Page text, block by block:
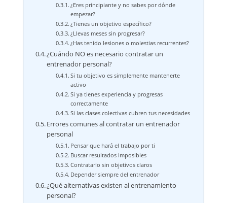
¿Eres principiante y no sabes por dónde
empezar?
¿Tienes un objetivo específico?
¿Llevas meses sin progresar?
¿Has tenido lesiones o molestias recurrentes?
¿Cuándo NO es necesario contratar un
entrenador personal?
Si tu objetivo es simplemente mantenerte
activo
Si ya tienes experiencia y progresas
correctamente
Si las clases colectivas cubren tus necesidades
Errores comunes al contratar un entrenador
personal
Pensar que hará el trabajo por ti
Buscar resultados imposibles
Contratarlo sin objetivos claros
Depender siempre del entrenador
¿Qué alternativas existen al entrenamiento
personal?